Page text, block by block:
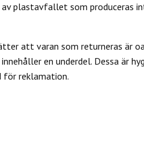
plastavfallet som produceras
att varan som returneras är
en underdel. Dessa är
för reklamation.